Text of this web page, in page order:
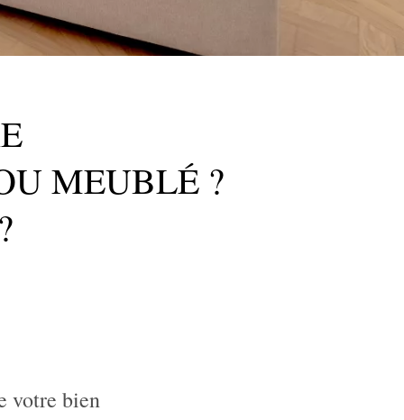
MEUBLÉ ?
votre bien